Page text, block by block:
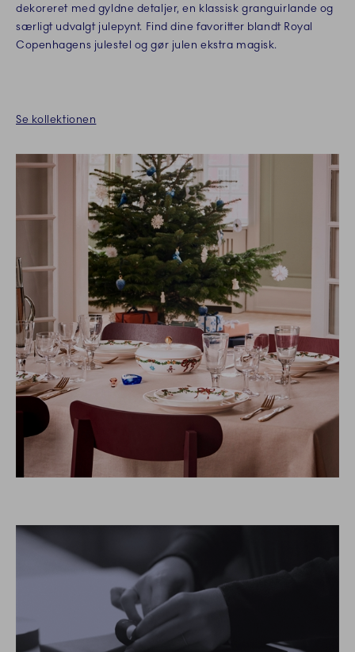
dekoreret med gyldne detaljer, en klassisk granguirlande og
særligt udvalgt julepynt. Find dine favoritter blandt Royal
Copenhagens julestel og gør julen ekstra magisk.
Se kollektionen